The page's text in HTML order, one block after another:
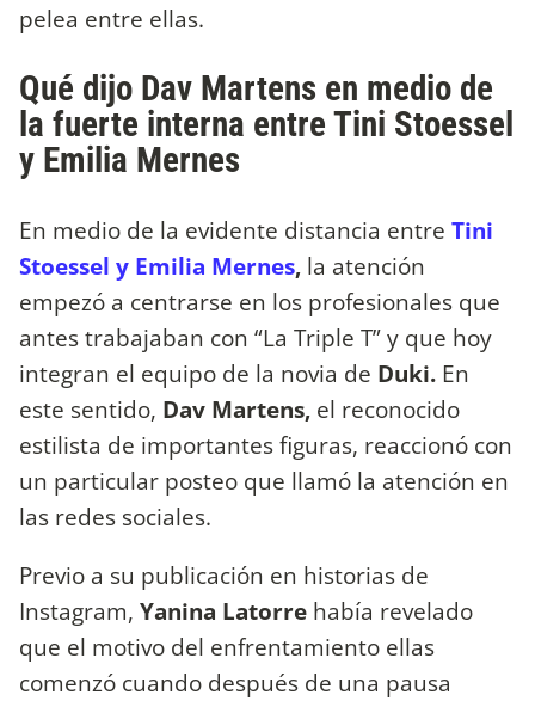
pelea entre ellas.
Qué dijo Dav Martens en medio de
la fuerte interna entre Tini Stoessel
y Emilia Mernes
En medio de la evidente distancia entre Tini
Stoessel y Emilia Mernes, la atención
empezó a centrarse en los profesionales que
antes trabajaban con “La Triple T” y que hoy
integran el equipo de la novia de Duki. En
este sentido, Dav Martens, el reconocido
estilista de importantes figuras, reaccionó con
un particular posteo que llamó la atención en
las redes sociales.
Previo a su publicación en historias de
Instagram, Yanina Latorre había revelado
que el motivo del enfrentamiento ellas
comenzó cuando después de una pausa